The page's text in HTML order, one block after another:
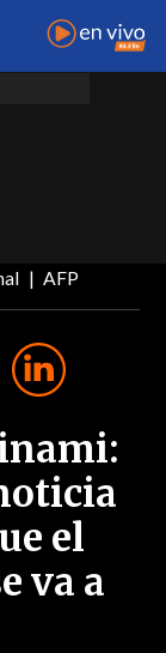
AFP
el
va a